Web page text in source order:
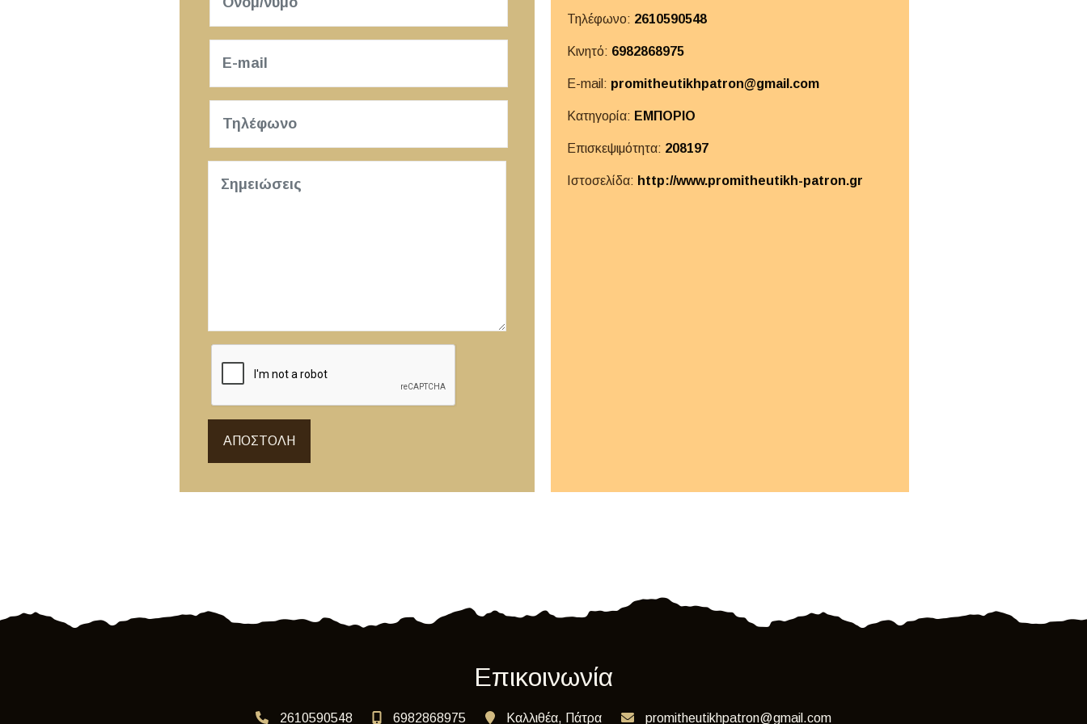
ΑΠΟΣΤΟΛΉ
Τηλέφωνο: 2610590548
Κινητό: 6982868975
E-mail: promitheutikhpatron@gmail.com
Κατηγορία: ΕΜΠΟΡΙΟ
Επισκεψιμότητα: 208197
Ιστοσελίδα: http://www.promitheutikh-patron.gr
Επικοινωνία
2610590548 6982868975 Καλλιθέα, Πάτρα promitheutikhpatron@gmail.com